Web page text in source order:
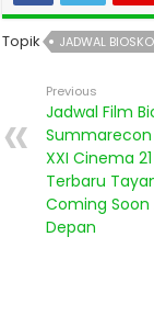
Topik JADWAL
Previous
Jadwal Film
Summarecon
XXI Cinema
Terbaru
Coming Soon
Depan